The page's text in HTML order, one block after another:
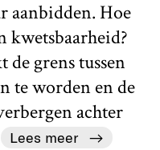
aanbidden. Hoe
grens tussen
te worden en de
achter
Lees meer